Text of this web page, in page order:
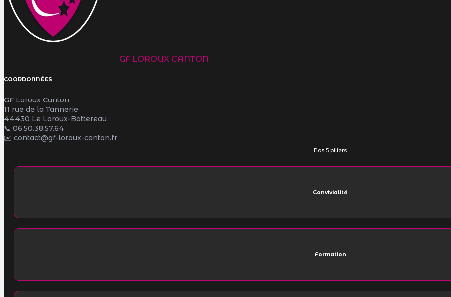
GF LOROUX CANTON
COORDONNÉES
GF Loroux Canton
11 rue de la Tannerie
44430 Le Loroux-Bottereau
📞 06.50.38.57.64
✉️ contact@gf-loroux-canton.fr
Nos 5 piliers
Convivialité
Formation